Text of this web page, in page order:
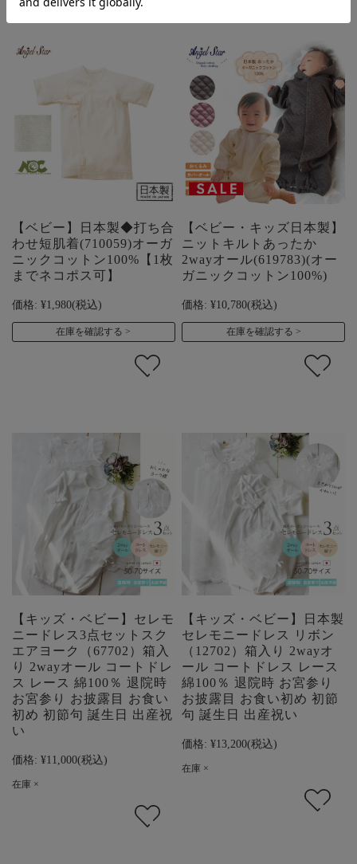
【ベビー】日本製◆打ち合
わせ短肌着(710059)オーガ
ニックコットン100%【1枚
までネコポス可】
価格: ¥1,980(税込)
在庫を確認する
【ベビー・キッズ日本製】
ニットキルトあったか
2wayオール(619783)(オー
ガニックコットン100%)
価格: ¥10,780(税込)
在庫を確認する
【キッズ・ベビー】セレモ
ニードレス3点セットスク
エアヨーク（67702）箱入
り 2wayオール コートドレ
ス レース 綿100％ 退院時
お宮参り お披露目 お食い
初め 初節句 誕生日 出産祝
い
価格: ¥11,000(税込)
在庫 ×
【キッズ・ベビー】日本製
セレモニードレス リボン
（12702）箱入り 2wayオ
ール コートドレス レース
綿100％ 退院時 お宮参り
お披露目 お食い初め 初節
句 誕生日 出産祝い
価格: ¥13,200(税込)
在庫 ×